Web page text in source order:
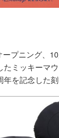
プニング、
ミッキーマ
を記念した刻